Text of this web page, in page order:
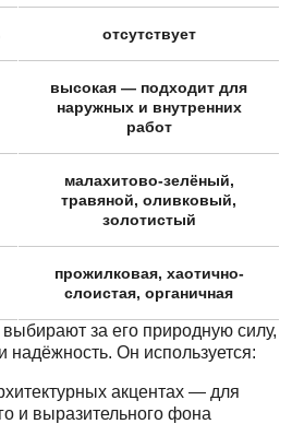
отсутствует
высокая — подходит для
наружных и внутренних
работ
малахитово-зелёный,
травяной, оливковый,
золотистый
прожилковая, хаотично-
слоистая, органичная
за его природную силу,
Он используется:
акцентах — для
и выразительного фона